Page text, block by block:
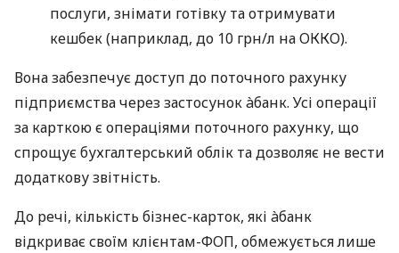
послуги, знімати готівку та отримувати
кешбек (наприклад, до 10 грн/л на ОККО).
Вона забезпечує доступ до поточного рахунку
підприємства через застосунок àбанк. Усі операції
за карткою є операціями поточного рахунку, що
спрощує бухгалтерський облік та дозволяє не вести
додаткову звітність.
До речі, кількість бізнес-карток, які àбанк
відкриває своїм клієнтам-ФОП, обмежується лише